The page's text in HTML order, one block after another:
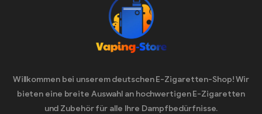
Willkommen bei unserem deutschen E-Zigaretten-Shop! Wir
bieten eine breite Auswahl an hochwertigen E-Zigaretten
und Zubehör für alle Ihre Dampfbedürfnisse.